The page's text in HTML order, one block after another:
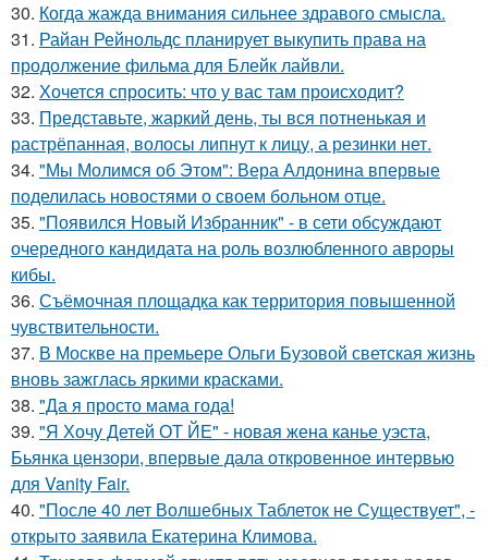
30. Когда жажда внимания сильнее здравого смысла.
31. Райан Рейнольдс планирует выкупить права на
продолжение фильма для Блейк лайвли.
32. Хочется спросить: что у вас там происходит?
33. Представьте, жаркий день, ты вся потненькая и
растрёпанная, волосы липнут к лицу, а резинки нет.
34. "Мы Молимся об Этом": Вера Алдонина впервые
поделилась новостями о своем больном отце.
35. "Появился Новый Избранник" - в сети обсуждают
очередного кандидата на роль возлюбленного авроры
кибы.
36. Съёмочная площадка как территория повышенной
чувствительности.
37. В Москве на премьере Ольги Бузовой светская жизнь
вновь зажглась яркими красками.
38. "Да я просто мама года!
39. "Я Хочу Детей ОТ ЙЕ" - новая жена канье уэста,
Бьянка цензори, впервые дала откровенное интервью
для Vanity Fair.
40. "После 40 лет Волшебных Таблеток не Существует", -
открыто заявила Екатерина Климова.